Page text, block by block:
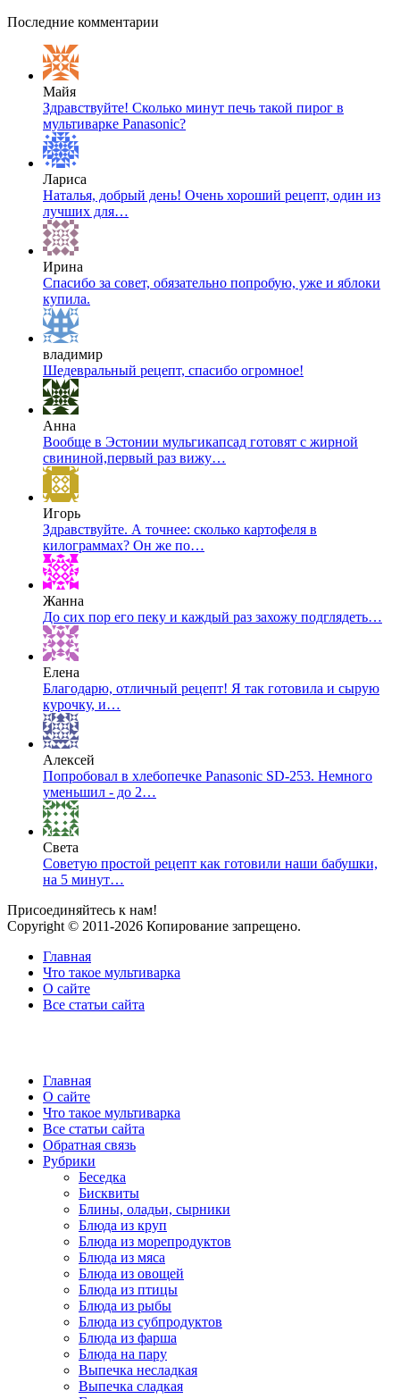
Последние комментарии
Майя
Здравствуйте! Сколько минут печь такой пирог в
мультиварке Panasonic?
Лариса
Наталья, добрый день! Очень хороший рецепт, один из
лучших для…
Ирина
Спасибо за совет, обязательно попробую, уже и яблоки
купила.
владимир
Шедевральный рецепт, спасибо огромное!
Анна
Вообще в Эстонии мульгикапсад готовят с жирной
свининой,первый раз вижу…
Игорь
Здравствуйте. А точнее: сколько картофеля в
килограммах? Он же по…
Жанна
До сих пор его пеку и каждый раз захожу подглядеть…
Елена
Благодарю, отличный рецепт! Я так готовила и сырую
курочку, и…
Алексей
Попробовал в хлебопечке Panasonic SD-253. Немного
уменьшил - до 2…
Света
Советую простой рецепт как готовили наши бабушки,
на 5 минут…
Присоединяйтесь к нам!
Copyright © 2011-2026 Копирование запрещено.
Главная
Что такое мультиварка
О сайте
Все статьи сайта
Главная
О сайте
Что такое мультиварка
Все статьи сайта
Обратная связь
Рубрики
Беседка
Бисквиты
Блины, оладьи, сырники
Блюда из круп
Блюда из морепродуктов
Блюда из мяса
Блюда из овощей
Блюда из птицы
Блюда из рыбы
Блюда из субпродуктов
Блюда из фарша
Блюда на пару
Выпечка несладкая
Выпечка сладкая